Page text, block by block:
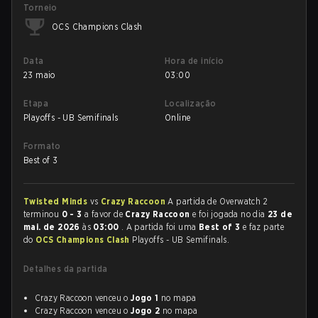
Torneio
OCS Champions Clash
Data
23 maio
Hora de início
03:00
Etapa
Playoffs - UB Semifinals
Localização
Online
Formato
Best of 3
Twisted Minds vs Crazy RaccoonA partida de Overwatch 2
terminou 0 - 3 a favor de Crazy Raccoone foi jogada no dia 23 de
mai. de 2026às 03:00 . A partida foi uma Best of 3 e faz parte
do OCS Champions Clash Playoffs - UB Semifinals.
Detalhes da partida
Crazy Raccoon venceu oJogo 1 no mapa
Crazy Raccoon venceu oJogo 2 no mapa